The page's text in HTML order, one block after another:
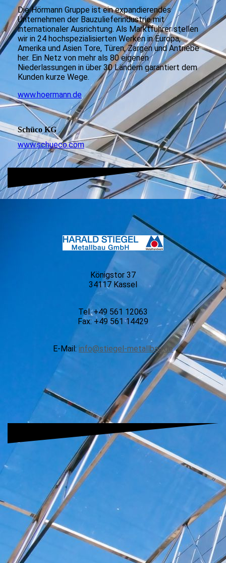
Die Hörmann Gruppe ist ein expandierendes
Unternehmen der Bauzulieferindustrie mit
internationaler Ausrichtung. Als Marktführer stellen
wir in 24 hochspezialisierten Werken in Europa,
Amerika und Asien Tore, Türen, Zargen und Antriebe
her. Ein Netz von mehr als 80 eigenen
Niederlassungen in über 30 Ländern garantiert dem
Kunden kurze Wege.
www.hoermann.de
Schüco KG
www.schueco.com
Königstor 37
34117 Kassel
Tel. +49 561 12063
Fax: +49 561 14429
E-Mail: info@stiegel-metallbau.de